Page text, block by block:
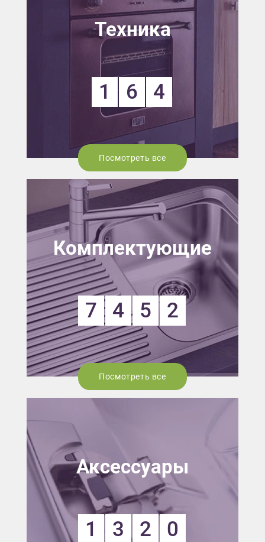
Техника
1 6 4
Посмотреть все
Комплектующие
7 4 5 2
Посмотреть все
Аксессуары
1 3 2 0